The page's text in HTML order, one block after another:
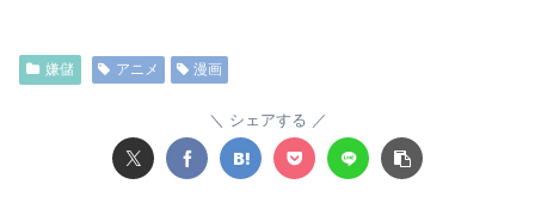
嫌儲 アニメ 漫画
シェアする